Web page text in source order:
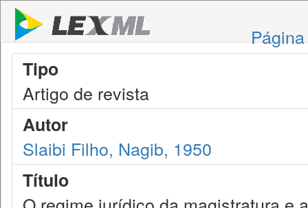
Tipo
Artigo de revista
Autor
Slaibi Filho, Nagib, 1950
Título